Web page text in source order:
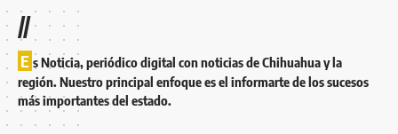
//
E s Noticia, periódico digital con noticias de Chihuahua y la
región. Nuestro principal enfoque es el informarte de los sucesos
más importantes del estado.